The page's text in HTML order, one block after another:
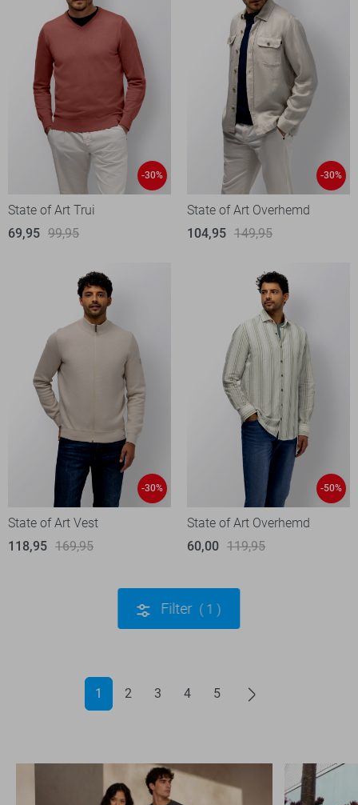
-30%
State of Art Trui
69,95 99,95
-30%
State of Art Overhemd
104,95 149,95
-30%
State of Art Vest
118,95 169,95
-50%
State of Art Overhemd
60,00 119,95
Filter 1
1 2 3 4 5